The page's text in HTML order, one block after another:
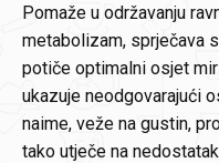
Pomaže u održavanju
metabolizam, sprječava
potiče optimalni osjet
ukazuje neodgovarajući
naime, veže na gustin,
tako utječe na